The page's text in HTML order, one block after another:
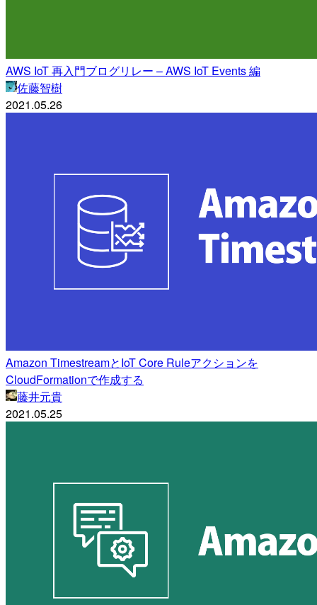
AWS IoT 再入門ブログリレー – AWS IoT Events 編
佐藤智樹
2021.05.26
Amazon TimestreamとIoT Core Ruleアクションを
CloudFormationで作成する
藤井元貴
2021.05.25